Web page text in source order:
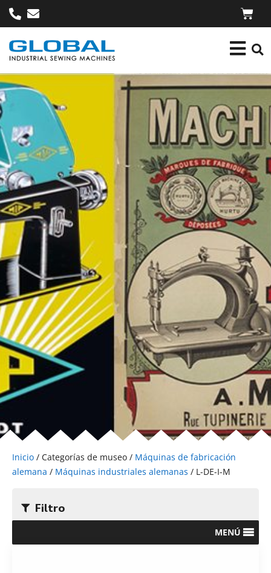
Inicio / Categorías de museo / Máquinas de fabricación
alemana / Máquinas industriales alemanas / L-DE-I-M
Filtro
MENÚ